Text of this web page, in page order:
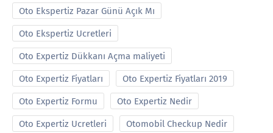
Oto Ekspertiz Pazar Günü Açık Mı
Oto Ekspertiz Ucretleri
Oto Expertiz Dükkanı Açma maliyeti
Oto Expertiz Fiyatları Oto Expertiz Fiyatları 2019
Oto Expertiz Formu Oto Expertiz Nedir
Oto Expertiz Ucretleri Otomobil Checkup Nedir